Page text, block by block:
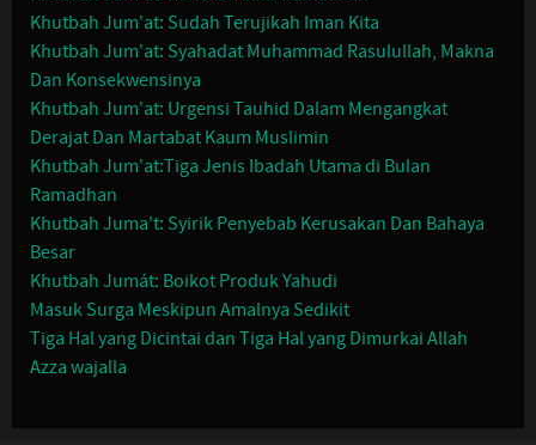
Khutbah Jum'at: Sudah Terujikah Iman Kita
Khutbah Jum'at: Syahadat Muhammad Rasulullah, Makna
Dan Konsekwensinya
Khutbah Jum'at: Urgensi Tauhid Dalam Mengangkat
Derajat Dan Martabat Kaum Muslimin
Khutbah Jum'at:Tiga Jenis Ibadah Utama di Bulan
Ramadhan
Khutbah Juma't: Syirik Penyebab Kerusakan Dan Bahaya
Besar
Khutbah Jumát: Boikot Produk Yahudi
Masuk Surga Meskipun Amalnya Sedikit
Tiga Hal yang Dicintai dan Tiga Hal yang Dimurkai Allah
Azza wajalla